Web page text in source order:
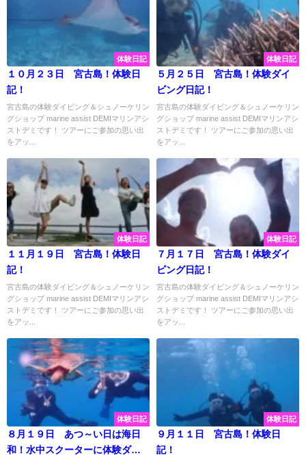
体験日記
１０月２３日 宮古島！体験日
記！
宮古島の体験ダイビング＆シュノーケリン
グショップ marine assist DEMIマリンアシ
ストデミです！ ツアーにご参加の思い出
をアッ...
体験日記
５月２５日 宮古島！体験ダイ
ビング日記！
宮古島の体験ダイビング＆シュノーケリン
グショップ marine assist DEMIマリンアシ
ストデミです！ ツアーにご参加の思い出
をアッ...
体験日記
１１月１９日 宮古島！体験日
記！
宮古島の体験ダイビング＆シュノーケリン
グショップ marine assist DEMIマリンアシ
ストデミです！ ツアーにご参加の思い出
をアッ...
体験日記
７月１７日 宮古島！体験ダイ
ビング日記！
宮古島の体験ダイビング＆シュノーケリン
グショップ marine assist DEMIマリンアシ
ストデミです！ ツアーにご参加の思い出
をアッ...
体験日記
８月１９日 あつ～い日は海日
和！水中スクーターに体験ダイ
体験日記
９月１１日 宮古島！体験日
記！